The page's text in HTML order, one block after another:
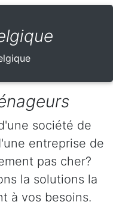
société de
entreprise de
pas cher?
la solutions la
à vos besoins.